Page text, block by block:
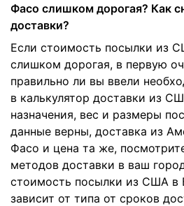
Фасо слишком дорогая? Как
доставки?
Если стоимость посылки из
слишком дорогая, в первую
правильно ли вы ввели
в калькулятор доставки из
назначения, вес и размеры
данные верны, доставка из
Фасо и цена та же,
методов доставки в ваш
стоимость посылки из США в
зависит от типа от сроков